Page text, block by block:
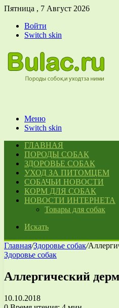
Пятница , 7 Август 2026
Войти
Switch skin
Меню
Switch skin
ГЛАВНАЯ
ПОРОДЫ СОБАК
ЗДОРОВЬЕ СОБАК
УХОД ЗА ПИТОМЦЕМ
СОБАЧЬИ НОВОСТИ
КОРМ ДЛЯ СОБАК
НОВОСТИ ИНТЕРНЕТА
Товары для собак
Искать
Главная/Здоровье собак/
Здоровье собак
Аллергический
10.10.2018